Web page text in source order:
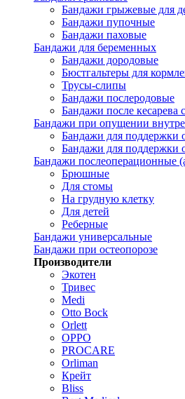
Бандажи грыжевые для
Бандажи пупочные
Бандажи паховые
Бандажи для беременных
Бандажи дородовые
Бюстгальтеры для
Трусы-слипы
Бандажи послеродовые
Бандажи после кесарева
Бандажи при опущении
Бандажи для поддержки
Бандажи для поддержки
Бандажи послеоперационные
Брюшные
Для стомы
На грудную клетку
Для детей
Реберные
Бандажи универсальные
Бандажи при остеопорозе
Производители
Экотен
Тривес
Medi
Otto Bock
Orlett
OPPO
PROCARE
Orliman
Крейт
Bliss